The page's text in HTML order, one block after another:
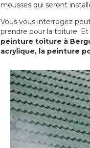
mousses qui seront
Vous vous interrogez
prendre pour la toiture.
peinture toiture à
acrylique, la peinture